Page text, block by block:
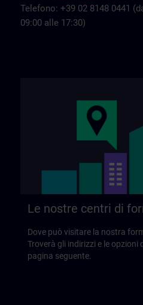
Telefono: +39 02 8148 0441
09:00 alle 17:30)
Le nostre centri di
Dove può visitare la nostra
Troverà gli indirizzi e le opzioni
pagina seguente.